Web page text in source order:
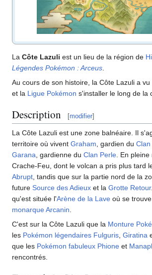
La Côte Lazuli est un lieu de la région de
Légendes Pokémon : Arceus
Au cours de son histoire, la Côte Lazuli a vu
et la Ligue Pokémon s'installer le long de la
Description [modifier]
La Côte Lazuli est une zone balnéaire. Il
territoire où vivent Graham , gardien du
Garana , gardienne du Clan Perle . En
Crache-Feu, dont le volcan a pris plus tard
Abrupt , tandis que sur la partie nord de la
future Source des Adieux et la Grotte Retour
qu'est située l'Arène de la Lave où se
monarqueArcanin
C'est sur la Côte Lazuli que la Monture
les Pokémon légendaires Fulguris Giratina
que les Pokémon fabuleux Phione et
rencontrés.